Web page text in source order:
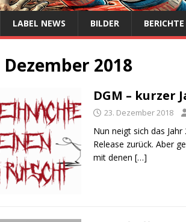
LABEL NEWS BILDER BERICHTE
Dezember 2018
DGM – kurzer
23. Dezember 2018
Nun neigt sich das
Release zurück. Aber
mit denen […]